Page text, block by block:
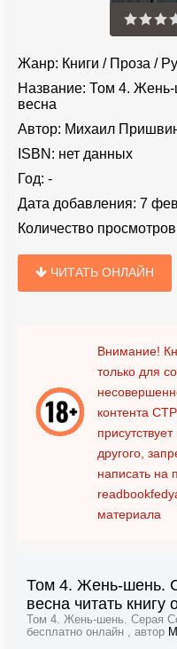
Жанр: Книги / Проза /
Название: Том 4. Жень-
весна
Автор: Михаил
ISBN: нет данных
Год: -
Дата добавления: 7
Количество
ЧИТАТЬ ОНЛАЙН
Внимание!
только для
контента
другого,
написать на
материала
Том 4. Жень-шень.
весна читать книгу
Том 4. Жень-шень. Серая
бесплатно онлайн , автор